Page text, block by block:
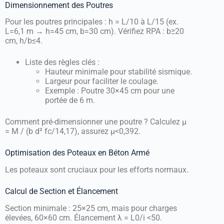
Dimensionnement des Poutres
Pour les poutres principales : h = L/10 à L/15 (ex.
L=6,1 m → h=45 cm, b=30 cm). Vérifiez RPA : b≥20
cm, h/b≤4.
Liste des règles clés :
Hauteur minimale pour stabilité sismique.
Largeur pour faciliter le coulage.
Exemple : Poutre 30×45 cm pour une
portée de 6 m.
Comment pré-dimensionner une poutre ? Calculez μ
= M / (b d² fc/14,17), assurez μ<0,392.
Optimisation des Poteaux en Béton Armé
Les poteaux sont cruciaux pour les efforts normaux.
Calcul de Section et Élancement
Section minimale : 25×25 cm, mais pour charges
élevées, 60×60 cm. Élancement λ = L0/i <50.